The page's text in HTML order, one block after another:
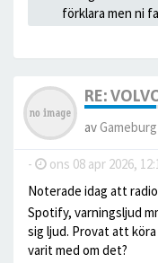
förklara men ni
RE:
avGameburg
- ons 08 apr 2026,
Noterade idag att
Spotify, varningsljud
sig ljud. Provat att
varit med om det?